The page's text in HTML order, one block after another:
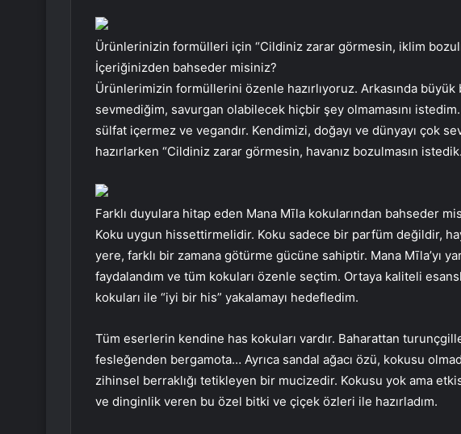
Ürünlerinizin formülleri için “Cildiniz zarar görmesin, iklim
İçeriğinizden bahseder misiniz?
Ürünlerimizin formüllerini özenle hazırlıyoruz. Arkasında
sevmediğim, savurgan olabilecek hiçbir şey olmamasını
sülfat içermez ve vegandır. Kendimizi, doğayı ve dünyayı çok
hazırlarken “Cildiniz zarar görmesin, havanız bozulmasın
Farklı duyulara hitap eden Mana Mīla kokularından bahseder
Koku uygun hissettirmelidir. Koku sadece bir parfüm değildir,
yere, farklı bir zamana götürme gücüne sahiptir. Mana Mīla’yı
faydalandım ve tüm kokuları özenle seçtim. Ortaya kaliteli
kokuları ile “iyi bir his” yakalamayı hedefledim.
Tüm eserlerin kendine has kokuları vardır. Baharattan
fesleğenden bergamota… Ayrıca sandal ağacı özü, kokusu
zihinsel berraklığı tetikleyen bir mucizedir. Kokusu yok ama
ve dinginlik veren bu özel bitki ve çiçek özleri ile hazırladım.